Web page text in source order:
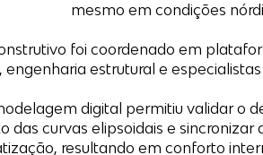
mesmo em condições
foi coordenado em
engenharia estrutural e
digital permitiu validar o
das curvas elipsoidais e sincronizar
resultando em conforto